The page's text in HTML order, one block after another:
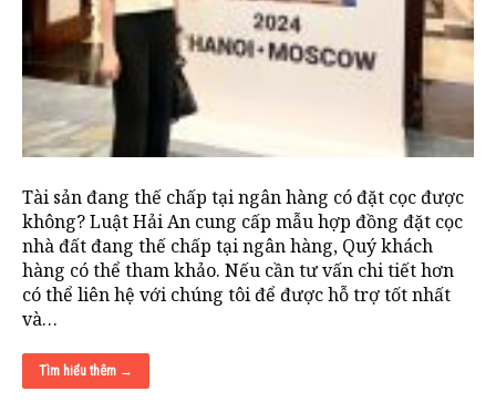
Tài sản đang thế chấp tại ngân hàng có đặt cọc được
không? Luật Hải An cung cấp mẫu hợp đồng đặt cọc
nhà đất đang thế chấp tại ngân hàng, Quý khách
hàng có thể tham khảo. Nếu cần tư vấn chi tiết hơn
có thể liên hệ với chúng tôi để được hỗ trợ tốt nhất
và…
Tìm hiểu thêm →